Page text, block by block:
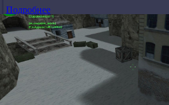
Подробнее